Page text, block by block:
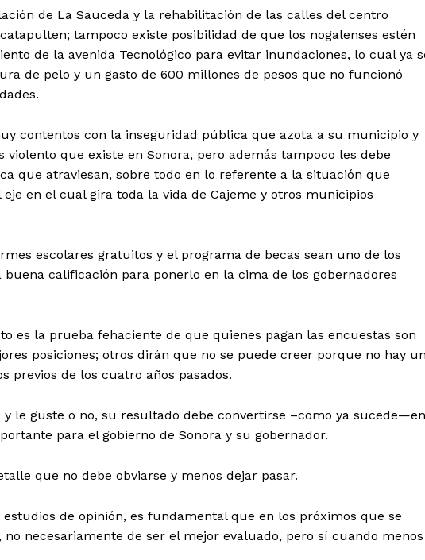
de La Sauceda y la rehabilitación de las calles del centro
tampoco existe posibilidad de que los nogalenses estén
de la avenida Tecnológico para evitar inundaciones, lo cual ya
de pelo y un gasto de 600 millones de pesos que no funcionó
contentos con la inseguridad pública que azota a su municipio y
que existe en Sonora, pero además tampoco les debe
que atraviesan, sobre todo en lo referente a la situación que
en el cual gira toda la vida de Cajeme y otros municipios
escolares gratuitos y el programa de becas sean uno de los
calificación para ponerlo en la cima de los gobernadores
es la prueba fehaciente de que quienes pagan las encuestas son
posiciones; otros dirán que no se puede creer porque no hay
previos de los cuatro años pasados.
le guste o no, su resultado debe convertirse –como ya sucede—en
para el gobierno de Sonora y su gobernador.
que no debe obviarse y menos dejar pasar.
de opinión, es fundamental que en los próximos que se
necesariamente de ser el mejor evaluado, pero sí cuando menos